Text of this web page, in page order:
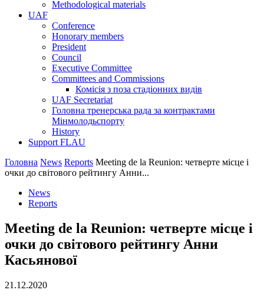
Methodological materials
UAF
Conference
Honorary members
President
Council
Executive Committee
Committees and Commissions
Комісія з поза стадіонних видів
UAF Secretariat
Головна тренерська рада за контрактами
Мінмолодьспорту
History
Support FLAU
Головна News Reports Meeting de la Reunion: четверте місце і
очки до світового рейтингу Анни...
News
Reports
Meeting de la Reunion: четверте місце і
очки до світового рейтингу Анни
Касьянової
21.12.2020